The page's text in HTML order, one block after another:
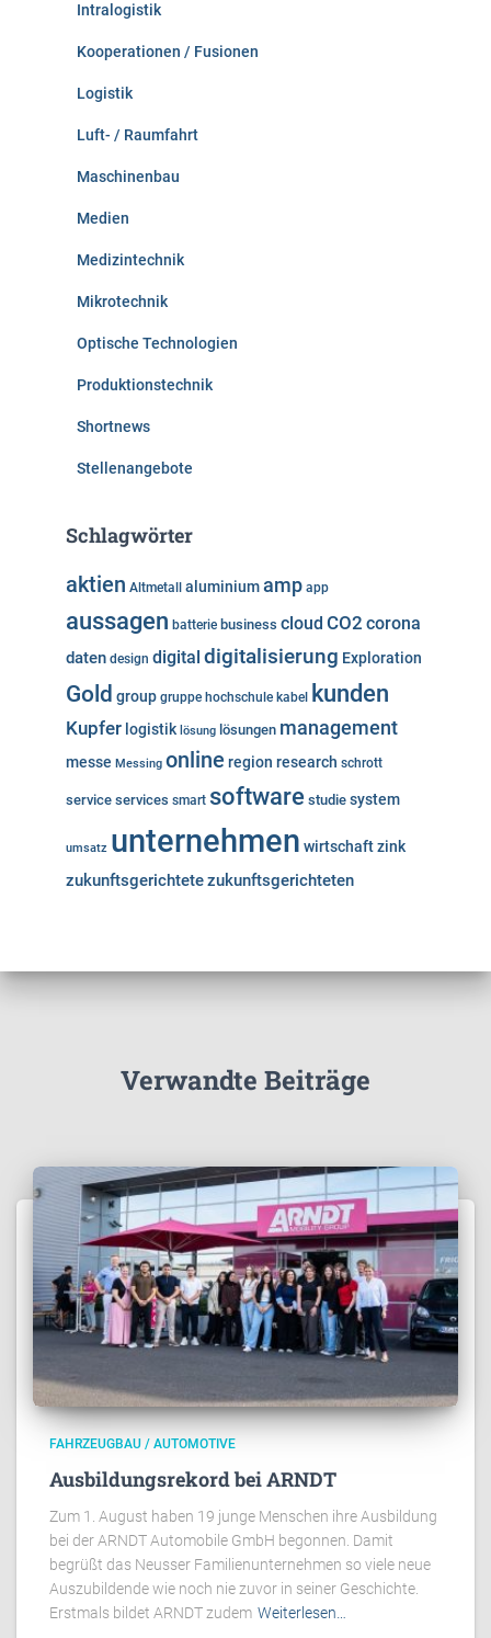
Intralogistik
Kooperationen / Fusionen
Logistik
Luft- / Raumfahrt
Maschinenbau
Medien
Medizintechnik
Mikrotechnik
Optische Technologien
Produktionstechnik
Shortnews
Stellenangebote
Schlagwörter
aktien Altmetall aluminiumamp app
aussagen batterie business cloud CO2 corona
daten design digital digitalisierung Exploration
Gold group gruppe hochschule kabel kunden
Kupfer logistik lösung lösungen management
messe Messing online region research schrott
service services smart software studie system
umsatz unternehmen wirtschaftzink
zukunftsgerichtetezukunftsgerichteten
Verwandte Beiträge
FAHRZEUGBAU / AUTOMOTIVE
Ausbildungsrekord bei ARNDT
Zum 1. August haben 19 junge Menschen ihre Ausbildung
bei der ARNDT Automobile GmbH begonnen. Damit
begrüßt das Neusser Familienunternehmen so viele neue
Auszubildende wie noch nie zuvor in seiner Geschichte.
Erstmals bildet ARNDT zudem Weiterlesen…